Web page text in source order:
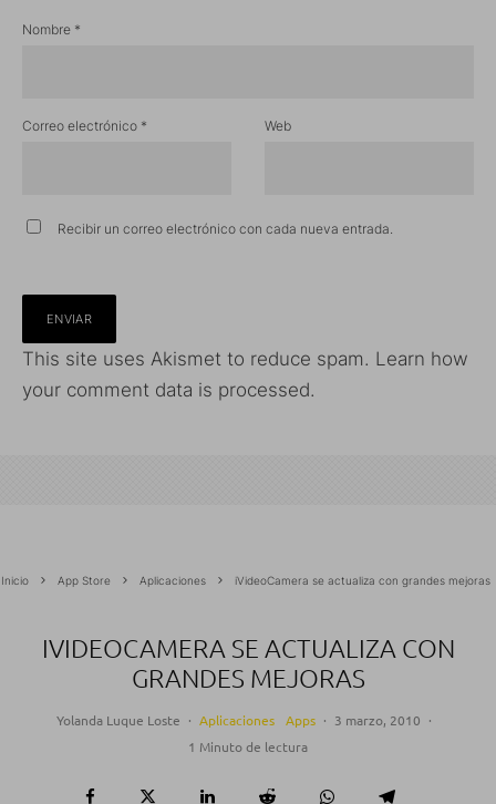
Nombre *
Correo electrónico * Web
Recibir un correo electrónico con cada nueva entrada.
This site uses Akismet to reduce spam. Learn how
your comment data is processed.
Inicio App Store Aplicaciones iVideoCamera se actualiza con grandes mejoras
IVIDEOCAMERA SE ACTUALIZA CON
GRANDES MEJORAS
Yolanda Luque Loste · Aplicaciones Apps · 3 marzo, 2010 ·
1 Minuto de lectura